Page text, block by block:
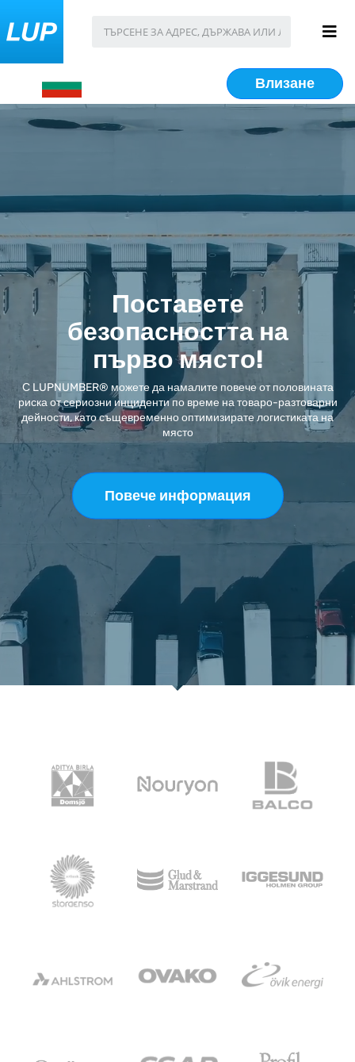
Влизане
Поставете
безопасността на
първо място!
С LUPNUMBER® можете да намалите повече от половината
риска от сериозни инциденти по време на товаро-разтоварни
дейности, като същевременно оптимизирате логистиката на
място
Повече информация